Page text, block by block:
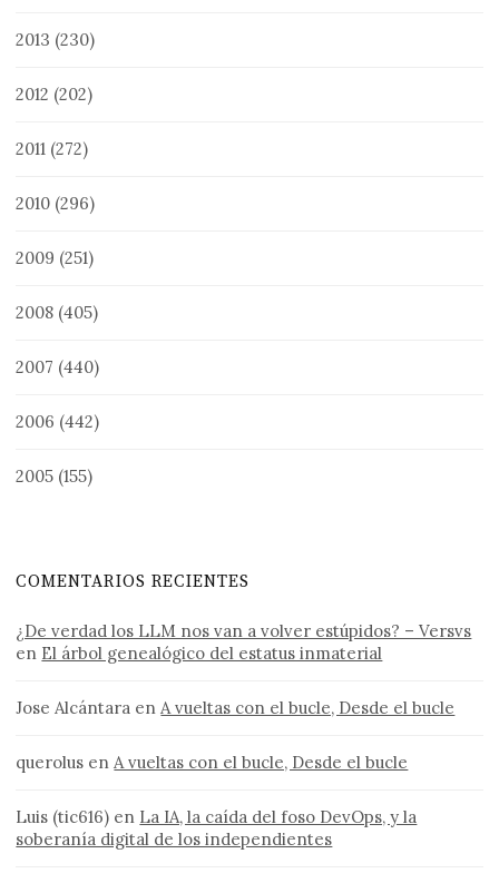
2013 (230)
2012 (202)
2011 (272)
2010 (296)
2009 (251)
2008 (405)
2007 (440)
2006 (442)
2005 (155)
COMENTARIOS RECIENTES
¿De verdad los LLM nos van a volver estúpidos? – Versvs
en El árbol genealógico del estatus inmaterial
Jose Alcántara enA vueltas con el bucle, Desde el bucle
querolus enA vueltas con el bucle, Desde el bucle
Luis (tic616) en La IA, la caída del foso DevOps, y la
soberanía digital de los independientes